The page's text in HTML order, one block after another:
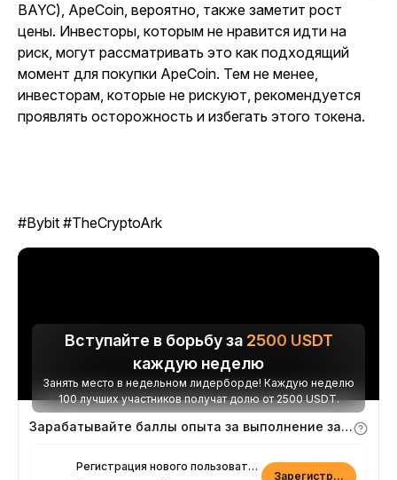
BAYC), ApeCoin, вероятно, также заметит рост
цены. Инвесторы, которым не нравится идти на
риск, могут рассматривать это как подходящий
момент для покупки ApeCoin. Тем не менее,
инвесторам, которые не рискуют, рекомендуется
проявлять осторожность и избегать этого токена.
#Bybit #TheCryptoArk
Вступайте в борьбу за 2500 USDT
каждую неделю
Занять место в недельном лидерборде! Каждую неделю
100 лучших участников получат долю от 2500 USDT.
Зарабатывайте баллы опыта за выполнение заданий
Регистрация нового пользователя
Зарегистрироваться